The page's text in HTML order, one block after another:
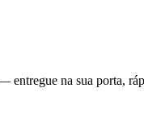
entregue na sua porta,